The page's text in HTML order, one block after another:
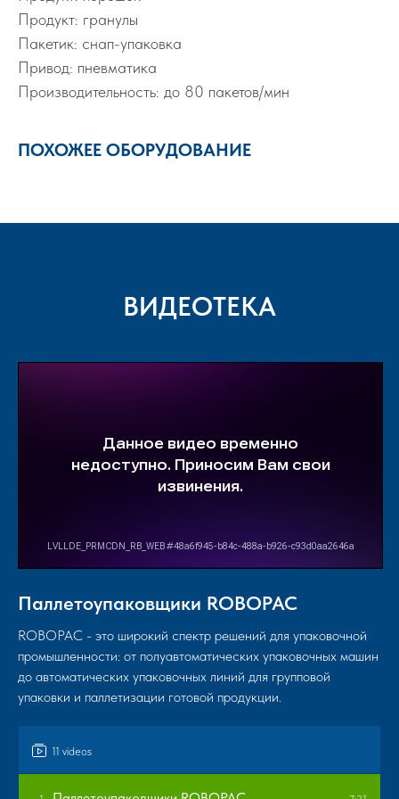
Продукт: гранулы
Пакетик: снап-упаковка
Привод: пневматика
Производительность: до 80 пакетов/мин
ПОХОЖЕЕ ОБОРУДОВАНИЕ
ВИДЕОТЕКА
11 videos
Паллетоупаковщики ROBOPAC
ROBOPAC - это широкий спектр решений для упаковочной
промышленности: от полуавтоматических упаковочных машин
до автоматических упаковочных линий для групповой
упаковки и паллетизации готовой продукции.